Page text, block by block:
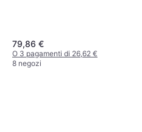
79,86 €
O 3 pagamenti di 26,62 €
8 negozi